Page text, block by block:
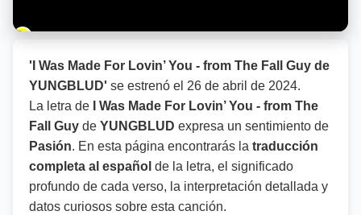
Barra de progreso de la reproducción
'I Was Made For Lovin’ You - from The Fall Guy de
YUNGBLUD' se estrenó el 26 de abril de 2024.
La letra de
I Was Made For Lovin’ You - from The
Fall Guy de YUNGBLUD expresa un sentimiento de
Pasión. En esta página encontrarás la traducción
completa al español de la letra, el significado
profundo de cada verso, la interpretación detallada y
datos curiosos sobre esta canción.